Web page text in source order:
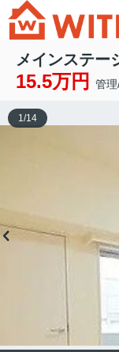
メインステー
15.5万円 管
1/14